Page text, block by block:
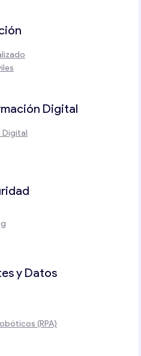
Digital
Digital
y Datos
(RPA)